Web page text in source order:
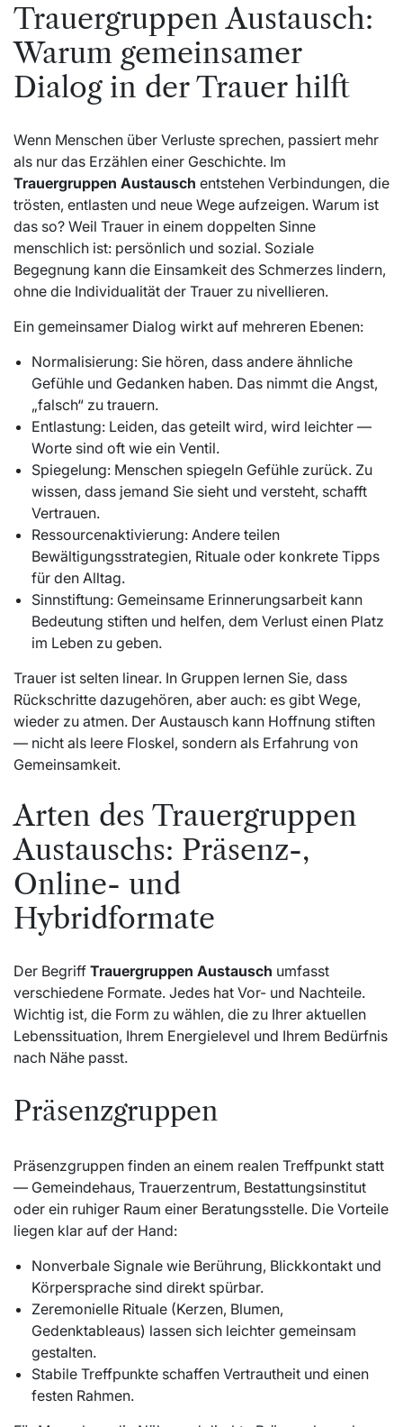
Trauergruppen Austausch:
Warum gemeinsamer
Dialog in der Trauer hilft
Wenn Menschen über Verluste sprechen, passiert mehr
als nur das Erzählen einer Geschichte. Im
Trauergruppen Austausch entstehen Verbindungen, die
trösten, entlasten und neue Wege aufzeigen. Warum ist
das so? Weil Trauer in einem doppelten Sinne
menschlich ist: persönlich und sozial. Soziale
Begegnung kann die Einsamkeit des Schmerzes lindern,
ohne die Individualität der Trauer zu nivellieren.
Ein gemeinsamer Dialog wirkt auf mehreren Ebenen:
Normalisierung: Sie hören, dass andere ähnliche
Gefühle und Gedanken haben. Das nimmt die Angst,
„falsch“ zu trauern.
Entlastung: Leiden, das geteilt wird, wird leichter —
Worte sind oft wie ein Ventil.
Spiegelung: Menschen spiegeln Gefühle zurück. Zu
wissen, dass jemand Sie sieht und versteht, schafft
Vertrauen.
Ressourcenaktivierung: Andere teilen
Bewältigungsstrategien, Rituale oder konkrete Tipps
für den Alltag.
Sinnstiftung: Gemeinsame Erinnerungsarbeit kann
Bedeutung stiften und helfen, dem Verlust einen Platz
im Leben zu geben.
Trauer ist selten linear. In Gruppen lernen Sie, dass
Rückschritte dazugehören, aber auch: es gibt Wege,
wieder zu atmen. Der Austausch kann Hoffnung stiften
— nicht als leere Floskel, sondern als Erfahrung von
Gemeinsamkeit.
Arten des Trauergruppen
Austauschs: Präsenz-,
Online- und
Hybridformate
Der Begriff Trauergruppen Austausch umfasst
verschiedene Formate. Jedes hat Vor- und Nachteile.
Wichtig ist, die Form zu wählen, die zu Ihrer aktuellen
Lebenssituation, Ihrem Energielevel und Ihrem Bedürfnis
nach Nähe passt.
Präsenzgruppen
Präsenzgruppen finden an einem realen Treffpunkt statt
— Gemeindehaus, Trauerzentrum, Bestattungsinstitut
oder ein ruhiger Raum einer Beratungsstelle. Die Vorteile
liegen klar auf der Hand:
Nonverbale Signale wie Berührung, Blickkontakt und
Körpersprache sind direkt spürbar.
Zeremonielle Rituale (Kerzen, Blumen,
Gedenktableaus) lassen sich leichter gemeinsam
gestalten.
Stabile Treffpunkte schaffen Vertrautheit und einen
festen Rahmen.